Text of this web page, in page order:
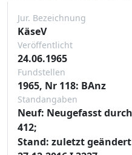
Jur. Bezeichnung
KäseV
Veröffentlicht
24.06.1965
Fundstellen
1965, Nr 118: BAnz
Standangaben
Neuf: Neugefasst
412;
Stand: zuletzt